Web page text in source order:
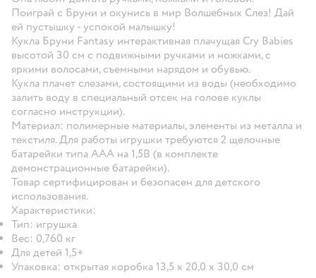
Поиграй с Бруни и окунись в мир Волшебных Слез! Дай
ей пустышку - успокой малышку!
Кукла Бруни Fantasy интерактивная плачущая Cry Babies
высотой 30 см с подвижными ручками и ножками, с
яркими волосами, съемными нарядом и обувью.
Кукла плачет слезами, состоящими из воды (необходимо
залить воду в специальный отсек на голове куклы
согласно инструкции).
Материал: полимерные материалы, элементы из металла и
текстиля. Для работы игрушки требуются 2 щелочные
батарейки типа ААА на 1,5В (в комплекте
демонстрационные батарейки).
Товар сертифицирован и безопасен для детского
использования.
Характеристики:
Тип: игрушка
Вес: 0,760 кг
Для детей 1,5+
Упаковка: открытая коробка 13,5 х 20,0 х 30,0 см